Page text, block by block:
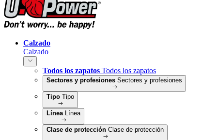
Calzado
Calzado
Todos los zapatos Todos los zapatos
Sectores y profesiones Sectores y profesiones
Tipo Tipo
Línea Línea
Clase de protección Clase de protección